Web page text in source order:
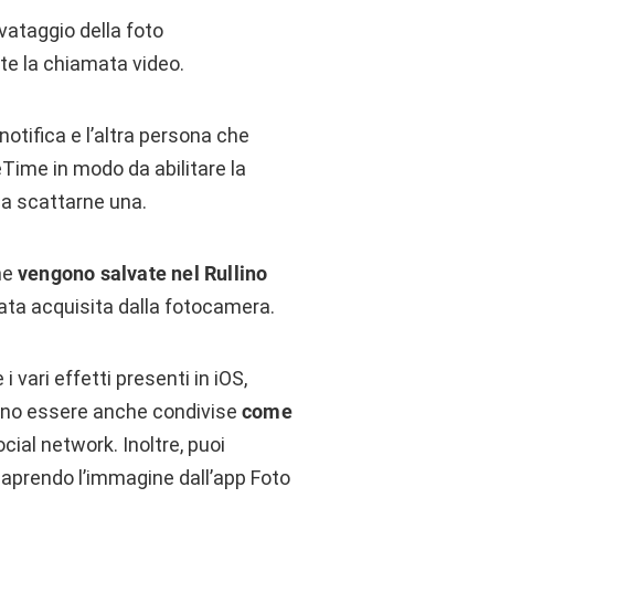
della foto
la chiamata video.
e l’altra persona che
in modo da abilitare la
scattarne una.
vengono salvate nel Rullino
acquisita dalla fotocamera.
vari effetti presenti in iOS,
essere anche condivise come
network. Inoltre, puoi
l’immagine dall’app Foto